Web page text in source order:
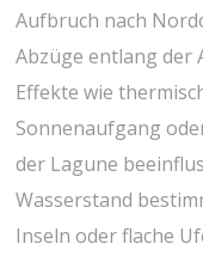
Aufbruch nach
Abzüge entlang der
Effekte wie
Sonnenaufgang
der Lagune
Wasserstand
Inseln oder flache